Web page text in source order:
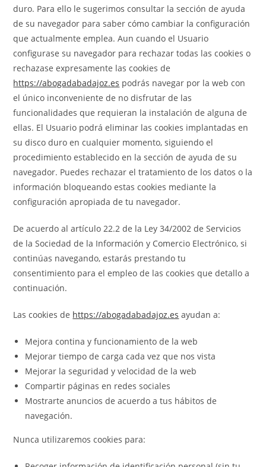
duro. Para ello le sugerimos consultar la sección de ayuda
de su navegador para saber cómo cambiar la configuración
que actualmente emplea. Aun cuando el Usuario
configurase su navegador para rechazar todas las cookies o
rechazase expresamente las cookies de
https://abogadabadajoz.es podrás navegar por la web con
el único inconveniente de no disfrutar de las
funcionalidades que requieran la instalación de alguna de
ellas. El Usuario podrá eliminar las cookies implantadas en
su disco duro en cualquier momento, siguiendo el
procedimiento establecido en la sección de ayuda de su
navegador. Puedes rechazar el tratamiento de los datos o la
información bloqueando estas cookies mediante la
configuración apropiada de tu navegador.
De acuerdo al artículo 22.2 de la Ley 34/2002 de Servicios
de la Sociedad de la Información y Comercio Electrónico, si
continúas navegando, estarás prestando tu
consentimiento para el empleo de las cookies que detallo a
continuación.
Las cookies de https://abogadabadajoz.es ayudan a:
Mejora contina y funcionamiento de la web
Mejorar tiempo de carga cada vez que nos vista
Mejorar la seguridad y velocidad de la web
Compartir páginas en redes sociales
Mostrarte anuncios de acuerdo a tus hábitos de
navegación.
Nunca utilizaremos cookies para: